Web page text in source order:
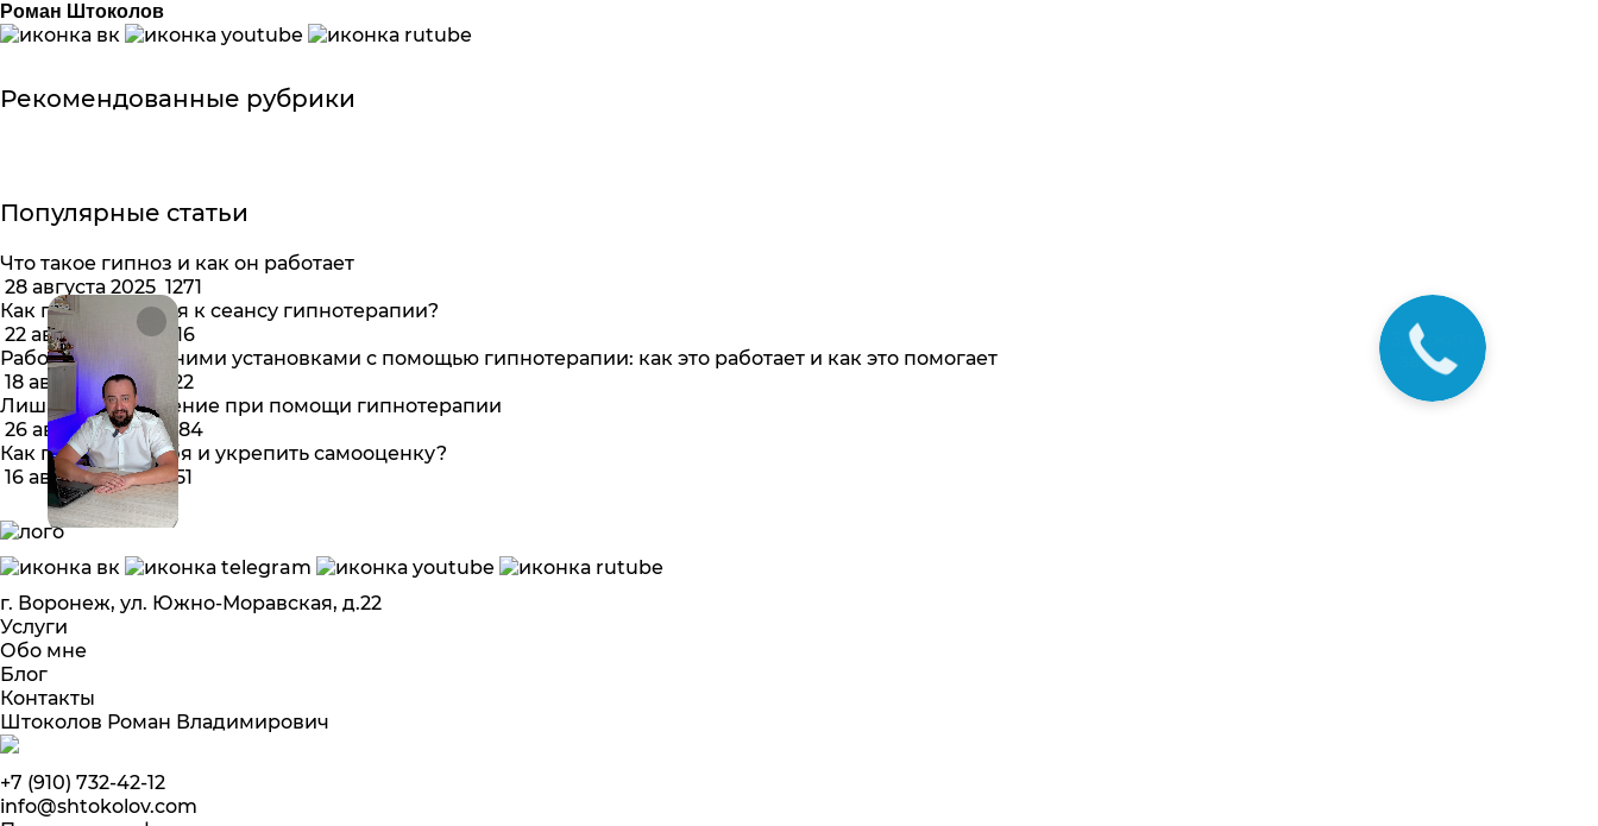
Роман Штоколов
Рекомендованные рубрики
Популярные статьи
г. Воронеж, ул. Южно-Моравская, д.22
Услуги
Обо мне
Блог
Контакты
Штоколов Роман Владимирович
+7 (910) 732-42-12
info@shtokolov.com
Закажите
звонок!